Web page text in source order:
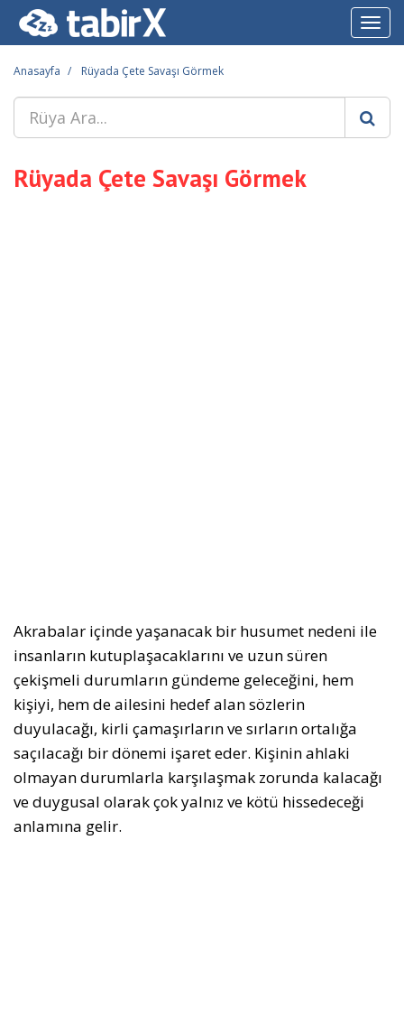
Anasayfa Rüyada Çete Savaşı Görmek
Rüyada Çete Savaşı Görmek
Akrabalar içinde yaşanacak bir husumet nedeni ile
insanların kutuplaşacaklarını ve uzun süren
çekişmeli durumların gündeme geleceğini, hem
kişiyi, hem de ailesini hedef alan sözlerin
duyulacağı, kirli çamaşırların ve sırların ortalığa
saçılacağı bir dönemi işaret eder. Kişinin ahlaki
olmayan durumlarla karşılaşmak zorunda kalacağı
ve duygusal olarak çok yalnız ve kötü hissedeceği
anlamına gelir.